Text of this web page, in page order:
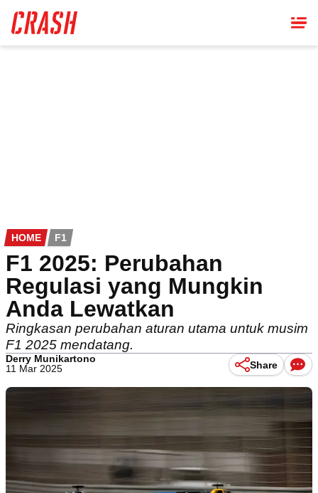
main
content
HOME F1
F1 2025: Perubahan
Regulasi yang Mungkin
Anda Lewatkan
Ringkasan perubahan aturan utama untuk musim
F1 2025 mendatang.
Derry Munikartono
11 Mar 2025
Share